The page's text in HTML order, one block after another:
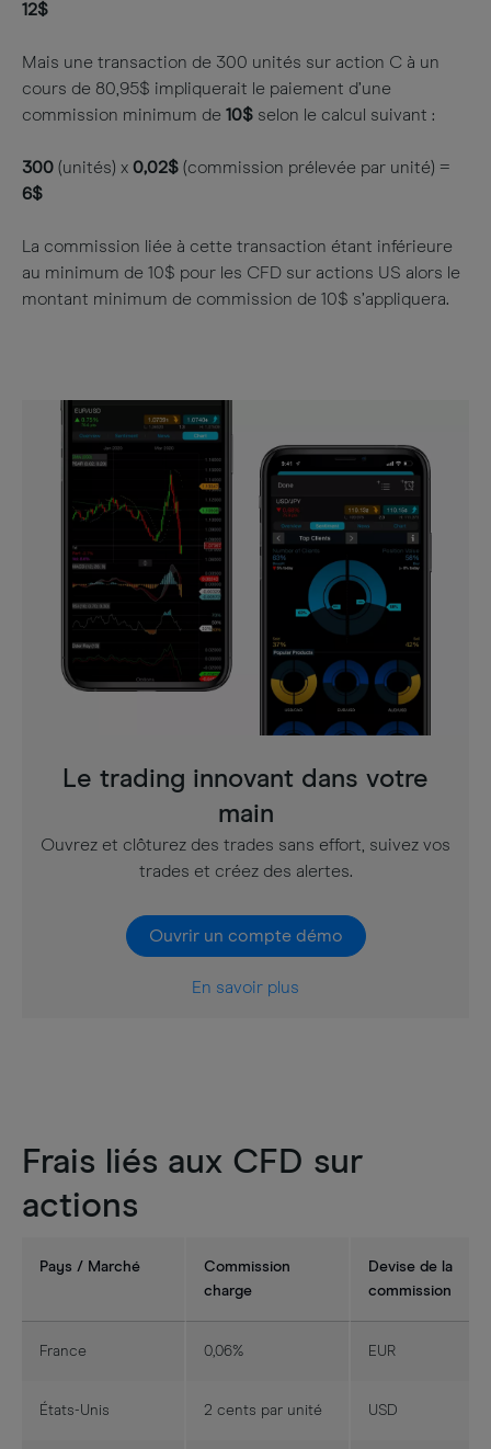
12$
Mais une transaction de 300 unités sur action C à un
cours de 80,95$ impliquerait le paiement d’une
commission minimum de 10$ selon le calcul suivant :
300 (unités) x 0,02$ (commission prélevée par unité) =
6$
La commission liée à cette transaction étant inférieure
au minimum de 10$ pour les CFD sur actions US alors le
montant minimum de commission de 10$ s’appliquera.
Le trading innovant dans votre
main
Ouvrez et clôturez des trades sans effort, suivez vos
trades et créez des alertes.
Ouvrir un compte démo
En savoir plus
Frais liés aux CFD sur
actions
Pays / Marché
Commission
charge
Devise de la
commission
France 0,06% EUR
États-Unis 2 cents par unité USD